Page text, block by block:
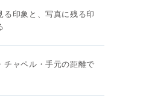
る印象と、写真に残る印
チャペル・手元の距離で